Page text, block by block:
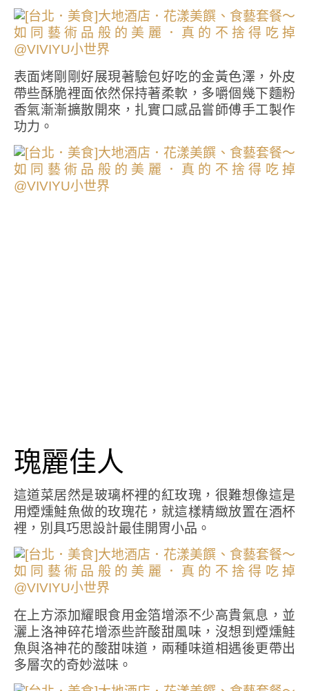
表面烤剛剛好展現著驗包好吃的金黃色澤，外皮
帶些酥脆裡面依然保持著柔軟，多嚼個幾下麵粉
香氣漸漸擴散開來，扎實口感品嘗師傅手工製作
功力。
瑰麗佳人
這道菜居然是玻璃杯裡的紅玫瑰，很難想像這是
用煙燻鮭魚做的玫瑰花，就這樣精緻放置在酒杯
裡，別具巧思設計最佳開胃小品。
在上方添加耀眼食用金箔增添不少高貴氣息，並
灑上洛神碎花增添些許酸甜風味，沒想到煙燻鮭
魚與洛神花的酸甜味道，兩種味道相遇後更帶出
多層次的奇妙滋味。